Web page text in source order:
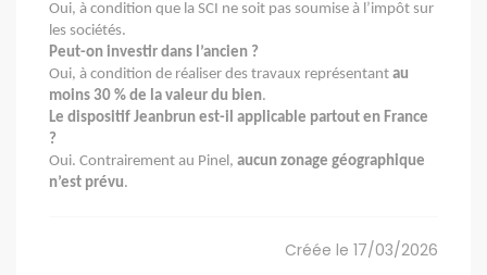
Oui, à condition que la SCI ne soit pas soumise à l’impôt sur
les sociétés.
Peut-on investir dans l’ancien ?
Oui, à condition de réaliser des travaux représentant au
moins 30 % de la valeur du bien.
Le dispositif Jeanbrun est-il applicable partout en France
?
Oui. Contrairement au Pinel, aucun zonage géographique
n’est prévu.
Créée le 17/03/2026